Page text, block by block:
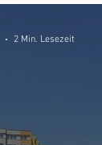
2 Min. Lesezeit